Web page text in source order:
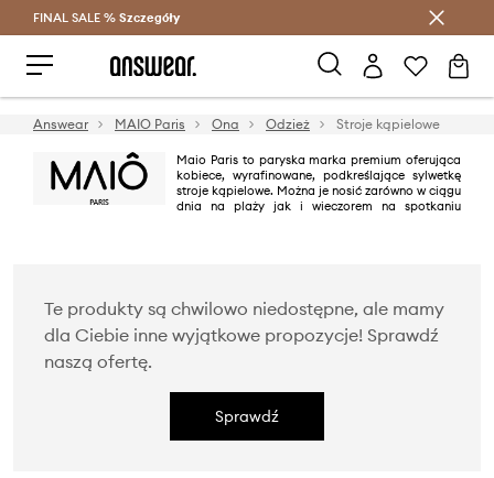
Oszczędzaj z Answear Club >
FINAL SALE % Szczegóły
Answear MAIO Paris Ona Odzież Stroje kąpielowe
Maio Paris to paryska marka premium oferująca
kobiece, wyrafinowane, podkreślające sylwetkę
stroje kąpielowe. Można je nosić zarówno w ciągu
dnia na plaży jak i wieczorem na spotkaniu
oprócz wyrafinowanego wyglądu strojów, zapewnia również ich najwyższą
jakość i komfort.
Te produkty są chwilowo niedostępne, ale mamy
dla Ciebie inne wyjątkowe propozycje! Sprawdź
naszą ofertę.
Sprawdź